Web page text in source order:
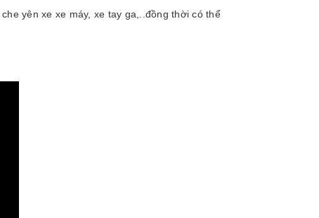
yên xe xe máy, xe tay ga,..đồng thời có thể